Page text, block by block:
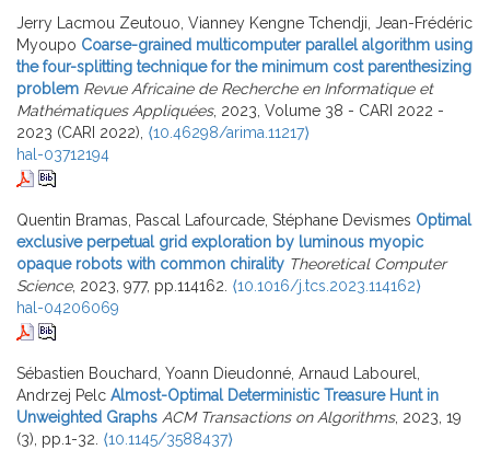
Jerry Lacmou Zeutouo, Vianney Kengne Tchendji, Jean-Frédéric
Myoupo Coarse-grained multicomputer parallel algorithm using
the four-splitting technique for the minimum cost parenthesizing
problem Revue Africaine de Recherche en Informatique et
Mathématiques Appliquées, 2023, Volume 38 - CARI 2022 -
2023 (CARI 2022), ⟨10.46298/arima.11217⟩
hal-03712194
Quentin Bramas, Pascal Lafourcade, Stéphane Devismes Optimal
exclusive perpetual grid exploration by luminous myopic
opaque robots with common chirality Theoretical Computer
Science, 2023, 977, pp.114162. ⟨10.1016/j.tcs.2023.114162⟩
hal-04206069
Sébastien Bouchard, Yoann Dieudonné, Arnaud Labourel,
Andrzej Pelc Almost-Optimal Deterministic Treasure Hunt in
Unweighted Graphs ACM Transactions on Algorithms, 2023, 19
(3), pp.1-32. ⟨10.1145/3588437⟩